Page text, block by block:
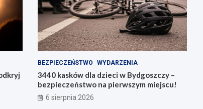
BEZPIECZEŃSTWO WYDARZENIA
3440 kasków dla dzieci w Bydgoszczy –
bezpieczeństwo na pierwszym miejscu!
6 sierpnia 2026